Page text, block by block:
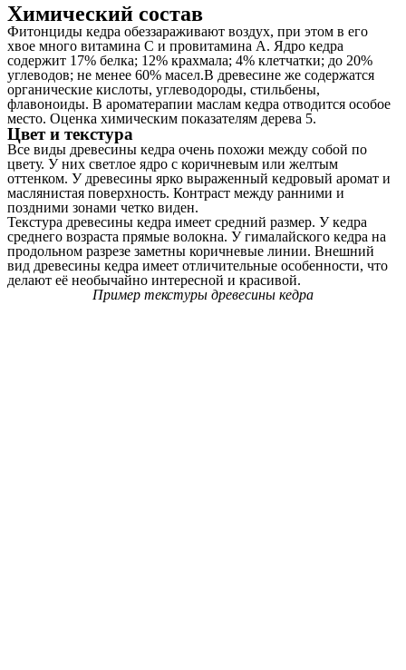
Химический состав
Фитонциды кедра обеззараживают воздух, при этом в его
хвое много витамина C и провитамина A. Ядро кедра
содержит 17% белка; 12% крахмала; 4% клетчатки; до 20%
углеводов; не менее 60% масел.В древесине же содержатся
органические кислоты, углеводороды, стильбены,
флавоноиды. В ароматерапии маслам кедра отводится особое
место. Оценка химическим показателям дерева 5.
Цвет и текстура
Все виды древесины кедра очень похожи между собой по
цвету. У них светлое ядро с коричневым или желтым
оттенком. У древесины ярко выраженный кедровый аромат и
маслянистая поверхность. Контраст между ранними и
поздними зонами четко виден.
Текстура древесины кедра имеет средний размер. У кедра
среднего возраста прямые волокна. У гималайского кедра на
продольном разрезе заметны коричневые линии. Внешний
вид древесины кедра имеет отличительные особенности, что
делают её необычайно интересной и красивой.
Пример текстуры древесины кедра